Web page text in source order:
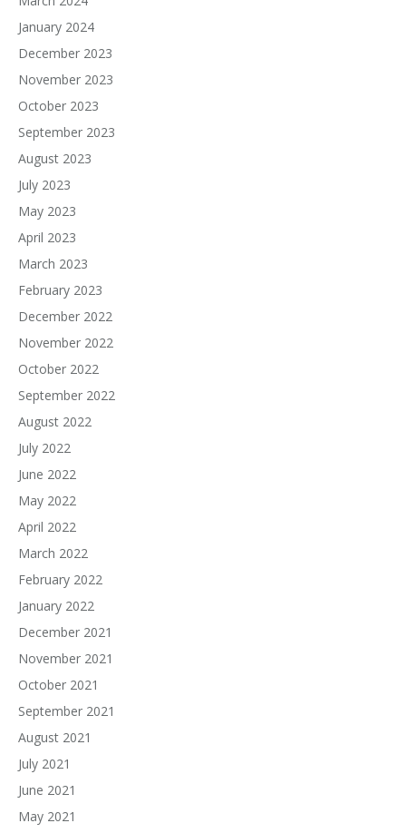
January 2024
December 2023
November 2023
October 2023
September 2023
August 2023
July 2023
May 2023
April 2023
March 2023
February 2023
December 2022
November 2022
October 2022
September 2022
August 2022
July 2022
June 2022
May 2022
April 2022
March 2022
February 2022
January 2022
December 2021
November 2021
October 2021
September 2021
August 2021
July 2021
June 2021
May 2021